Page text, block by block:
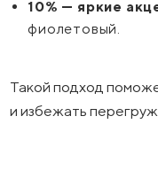
10% — яркие
фиолетовый.
Такой подход
и избежать